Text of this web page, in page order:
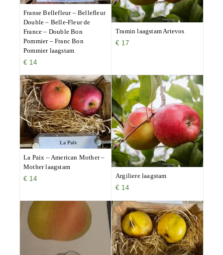
Franse Bellefleur – Bellefleur
Double – Belle-Fleur de
France – Double Bon
Pommier – Franc Bon
Pommier laagstam
€ 14
Tramin laagstam Artevos
€ 17
La Paix – American Mother –
Mother laagstam
€ 14
Argiliere laagstam
€ 14